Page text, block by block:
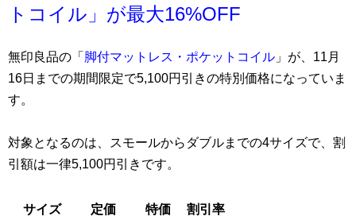
トコイル」が最大16%OFF
無印良品の「 脚付マットレス・ポケットコイル 」が、11月
16日までの期間限定で5,100円引きの特別価格になっていま
す。
対象となるのは、スモールからダブルまでの4サイズで、割
引額は一律5,100円引きです。
サイズ 定価 特価
割引率